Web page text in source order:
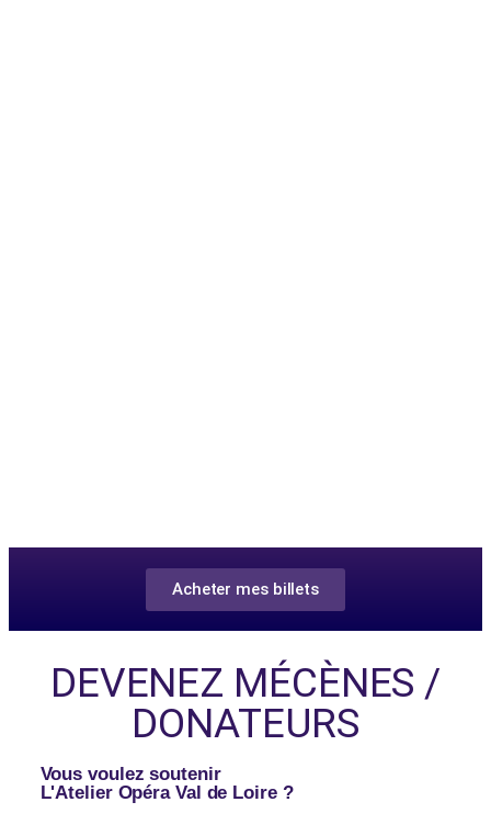
Acheter mes billets
DEVENEZ MÉCÈNES /
DONATEURS
Vous voulez soutenir
L'Atelier Opéra Val de Loire ?